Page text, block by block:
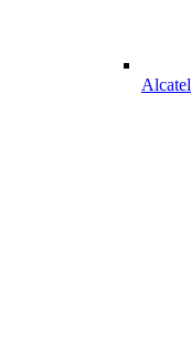
Alcatel